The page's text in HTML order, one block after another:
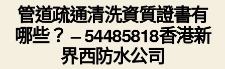
管道疏通清洗資質證書有
哪些？ – 54485818香港新
界西防水公司